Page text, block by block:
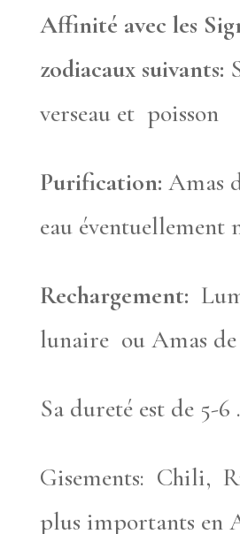
Affinité avec les
zodiacaux suivants:
verseau et poisson
Purification: Amas
eau éventuellement
Rechargement:
lunaire ou Amas
Sa dureté est de 5-6 .
Gisements: Chili,
plus importants en